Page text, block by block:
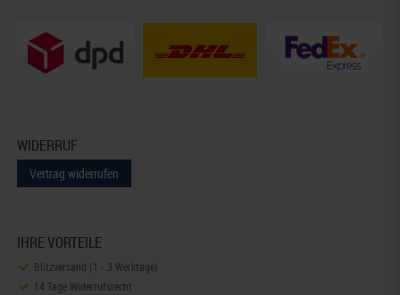
WIDERRUF
Vertrag widerrufen
IHRE VORTEILE
Blitzversand (1 - 3 Werktage)
14 Tage Widerrufsrecht